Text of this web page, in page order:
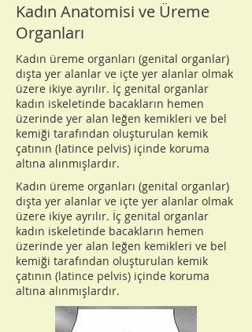
Kadın Anatomisi ve Üreme
Organları
Kadın üreme organları (genital organlar)
dışta yer alanlar ve içte yer alanlar olmak
üzere ikiye ayrılır. İç genital organlar
kadın iskeletinde bacakların hemen
üzerinde yer alan leğen kemikleri ve bel
kemiği tarafından oluşturulan kemik
çatının (latince pelvis) içinde koruma
altına alınmışlardır.
Kadın üreme organları (genital organlar)
dışta yer alanlar ve içte yer alanlar olmak
üzere ikiye ayrılır. İç genital organlar
kadın iskeletinde bacakların hemen
üzerinde yer alan leğen kemikleri ve bel
kemiği tarafından oluşturulan kemik
çatının (latince pelvis) içinde koruma
altına alınmışlardır.